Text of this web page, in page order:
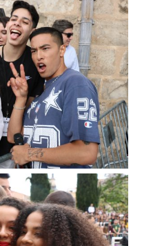
a bailar